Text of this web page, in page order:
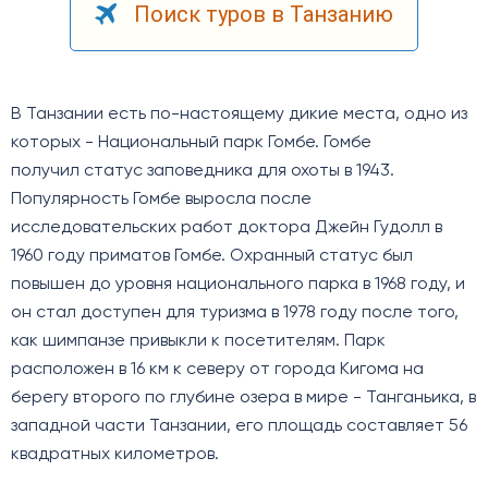
Поиск туров в Танзанию
В Танзании есть по-настоящему дикие места, одно из
которых - Национальный парк Гомбе. Гомбе
получил статус заповедника для охоты в 1943.
Популярность Гомбе выросла после
исследовательских работ доктора Джейн Гудолл в
1960 году приматов Гомбе. Охранный статус был
повышен до уровня национального парка в 1968 году, и
он стал доступен для туризма в 1978 году после того,
как шимпанзе привыкли к посетителям. Парк
расположен в 16 км к северу от города Кигома на
берегу второго по глубине озера в мире - Танганьика, в
западной части Танзании, его площадь составляет 56
квадратных километров.